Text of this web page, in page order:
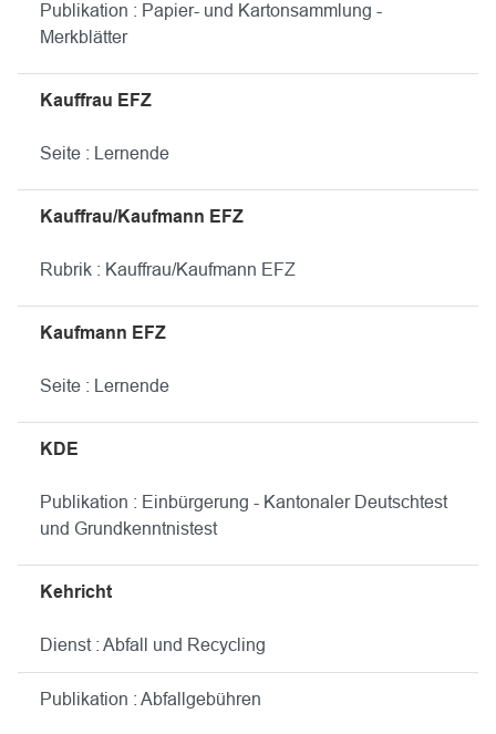
Publikation : Papier- und Kartonsammlung -
Merkblätter
Kauffrau EFZ
Seite : Lernende
Kauffrau/Kaufmann EFZ
Rubrik : Kauffrau/Kaufmann EFZ
Kaufmann EFZ
Seite : Lernende
KDE
Publikation : Einbürgerung - Kantonaler Deutschtest
und Grundkenntnistest
Kehricht
Dienst : Abfall und Recycling
Publikation : Abfallgebühren